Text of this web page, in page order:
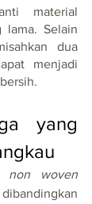
material
lama. Selain
dua
menjadi
yang
non woven